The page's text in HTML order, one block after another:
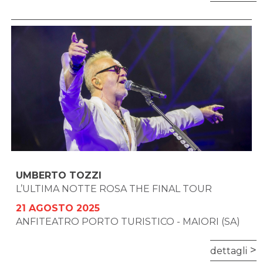
UMBERTO TOZZI
L’ULTIMA NOTTE ROSA THE FINAL TOUR
21 AGOSTO 2025
ANFITEATRO PORTO TURISTICO - MAIORI (SA)
dettagli